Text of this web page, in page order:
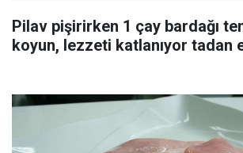
Pilav pişirirken 1 çay bardağı
koyun, lezzeti katlanıyor tadan